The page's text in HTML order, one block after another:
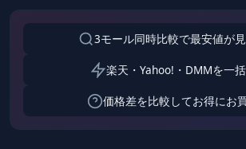
3モール同時比較で最安値が
楽天・Yahoo!・DMMを一
価格差を比較してお得にお